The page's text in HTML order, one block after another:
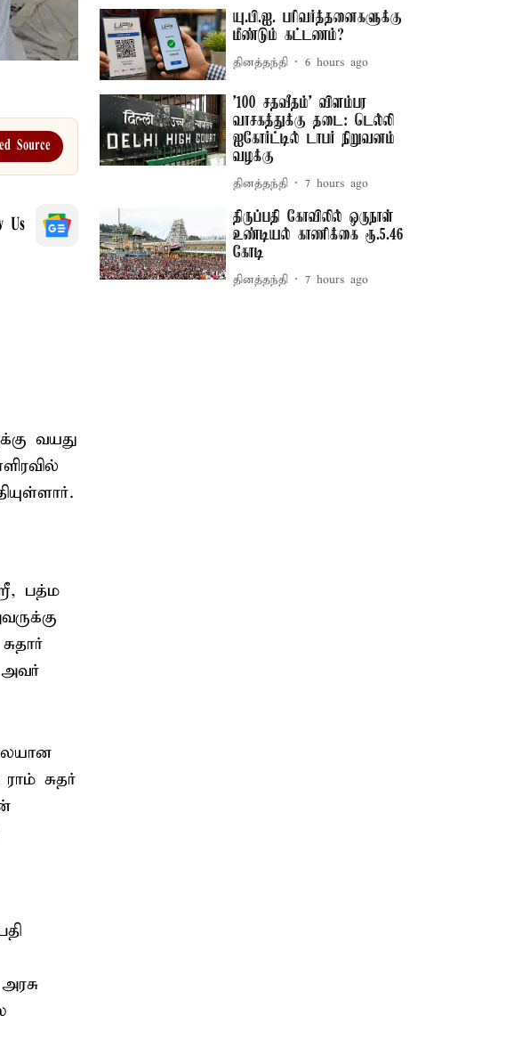
Source
Us
வயது
பத்ம
அவர்
சுதர்
யு.பி.ஐ. பரிவர்த்தனைகளுக்கு
மீண்டும் கட்டணம்?
தினத்தந்தி 6 hours ago
'100 சதவீதம்' விளம்பர
வாசகத்துக்கு தடை: டெல்லி
ஐகோர்ட்டில் டாபர் நிறுவனம்
வழக்கு
தினத்தந்தி 7 hours ago
திருப்பதி கோவிலில் ஒருநாள்
உண்டியல் காணிக்கை ரூ.5.46
கோடி
தினத்தந்தி 7 hours ago